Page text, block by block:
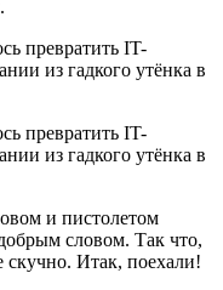
и пистолетом
словом. Так что,
скучно. Итак, поехали!